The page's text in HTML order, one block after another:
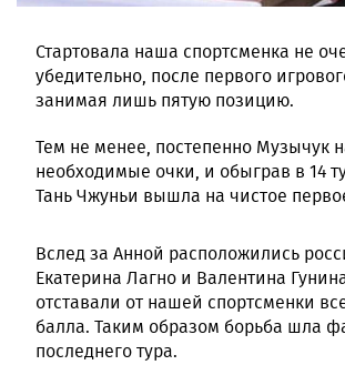
Стартовала наша спортсменка не
убедительно, после первого
занимая лишь пятую позицию.
Тем не менее, постепенно Музычук
необходимые очки, и обыграв в 14
Тань Чжуньи вышла на чистое
Вслед за Анной расположились
Екатерина Лагно и Валентина
отставали от нашей спортсменки
балла. Таким образом борьба шла
последнего тура.